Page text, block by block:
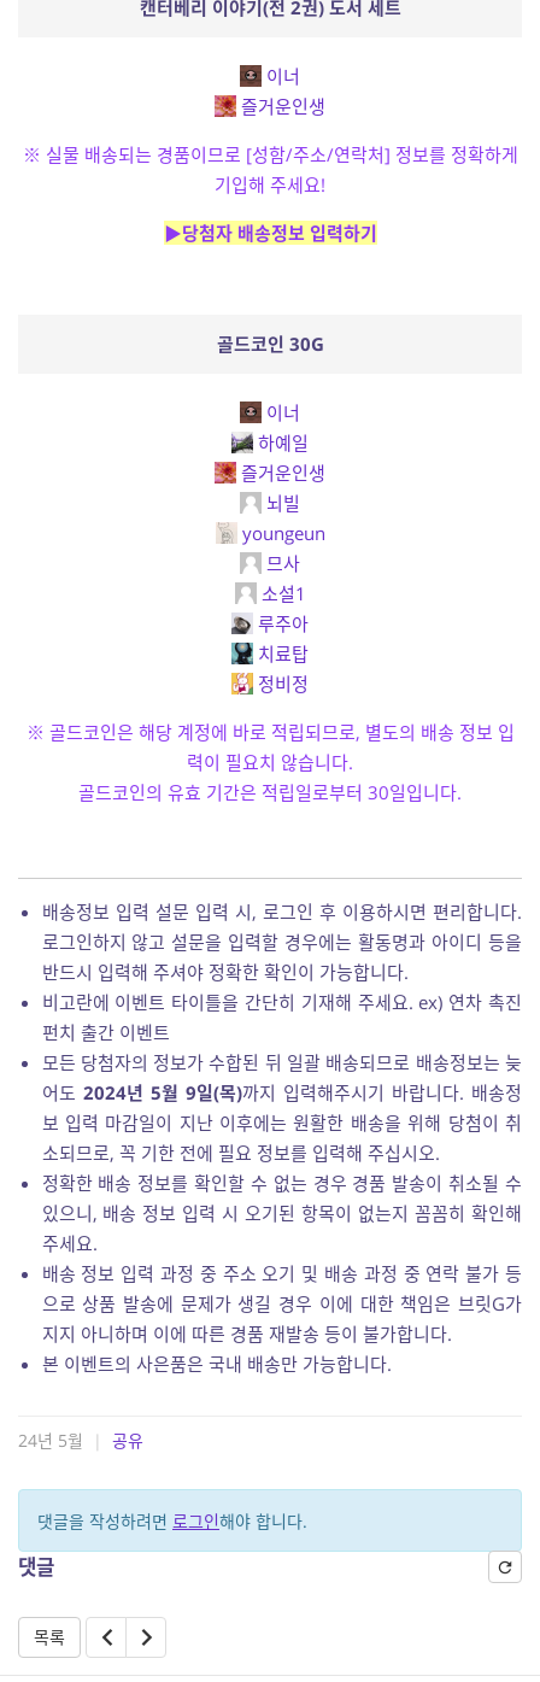
캔터베리 이야기(전 2권) 도서 세트
이너
즐거운인생
※ 실물 배송되는 경품이므로 [성함/주소/연락처] 정보를 정확하게
기입해 주세요!
▶당첨자 배송정보 입력하기
골드코인 30G
이너
하예일
즐거운인생
뇌빌
youngeun
므사
소설1
루주아
치료탑
정비정
※ 골드코인은 해당 계정에 바로 적립되므로, 별도의 배송 정보 입
력이 필요치 않습니다.
골드코인의 유효 기간은 적립일로부터 30일입니다.
배송정보 입력 설문 입력 시, 로그인 후 이용하시면 편리합니다.
로그인하지 않고 설문을 입력할 경우에는 활동명과 아이디 등을
반드시 입력해 주셔야 정확한 확인이 가능합니다.
비고란에 이벤트 타이틀을 간단히 기재해 주세요. ex) 연차 촉진
펀치 출간 이벤트
모든 당첨자의 정보가 수합된 뒤 일괄 배송되므로 배송정보는 늦
어도 2024년 5월 9일(목)까지 입력해주시기 바랍니다. 배송정
보 입력 마감일이 지난 이후에는 원활한 배송을 위해 당첨이 취
소되므로, 꼭 기한 전에 필요 정보를 입력해 주십시오.
정확한 배송 정보를 확인할 수 없는 경우 경품 발송이 취소될 수
있으니, 배송 정보 입력 시 오기된 항목이 없는지 꼼꼼히 확인해
주세요.
배송 정보 입력 과정 중 주소 오기 및 배송 과정 중 연락 불가 등
으로 상품 발송에 문제가 생길 경우 이에 대한 책임은 브릿G가
지지 아니하며 이에 따른 경품 재발송 등이 불가합니다.
본 이벤트의 사은품은 국내 배송만 가능합니다.
24년 5월 | 공유
댓글을 작성하려면 로그인해야 합니다.
댓글
목록